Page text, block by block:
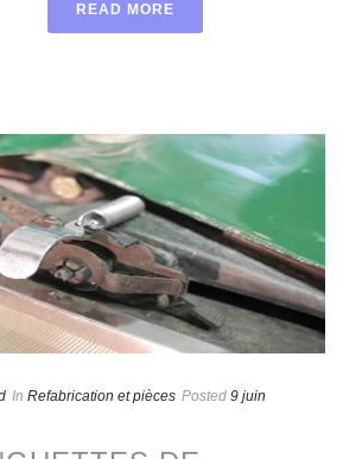
READ MORE
In Refabrication et pièces Posted 9 juin